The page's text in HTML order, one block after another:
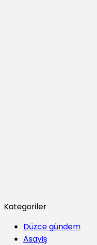
Kategoriler
Düzce gündem
Asayiş